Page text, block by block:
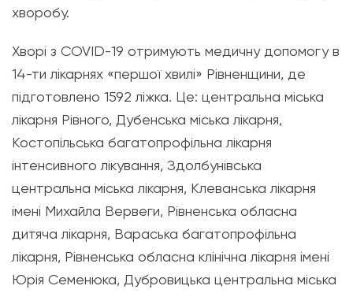
хворобу.
Хворі з COVID-19 отримують медичну допомогу в
14-ти лікарнях «першої хвилі» Рівненщини, де
підготовлено 1592 ліжка. Це: центральна міська
лікарня Рівного, Дубенська міська лікарня,
Костопільська багатопрофільна лікарня
інтенсивного лікування, Здолбунівська
центральна міська лікарня, Клеванська лікарня
імені Михайла Вервеги, Рівненська обласна
дитяча лікарня, Вараська багатопрофільна
лікарня, Рівненська обласна клінічна лікарня імені
Юрія Семенюка, Дубровицька центральна міська